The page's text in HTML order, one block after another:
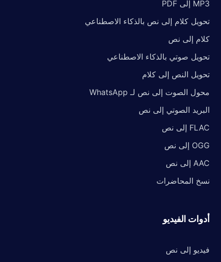
MP3 إلى PDF
تحويل كلام إلى نص بالذكاء الاصطناعي
كلام إلى نص
تحويل صوتي بالذكاء الاصطناعي
تحويل النص إلى كلام
محول الصوت إلى نص لـ WhatsApp
البريد الصوتي إلى نص
FLAC إلى نص
OGG إلى نص
AAC إلى نص
نسخ المحاضرات
أدوات الفيديو
فيديو إلى نص